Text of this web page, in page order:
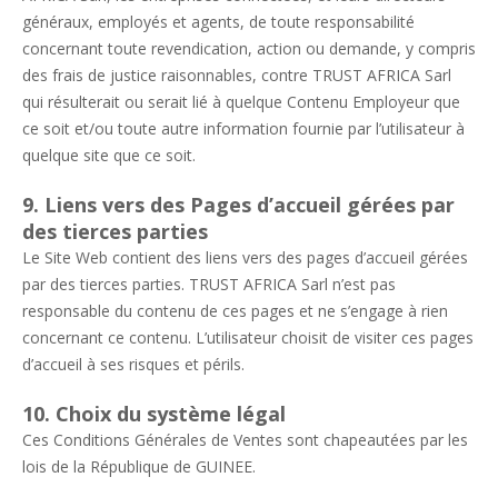
généraux, employés et agents, de toute responsabilité
concernant toute revendication, action ou demande, y compris
des frais de justice raisonnables, contre TRUST AFRICA Sarl
qui résulterait ou serait lié à quelque Contenu Employeur que
ce soit et/ou toute autre information fournie par l’utilisateur à
quelque site que ce soit.
9. Liens vers des Pages d’accueil gérées par
des tierces parties
Le Site Web contient des liens vers des pages d’accueil gérées
par des tierces parties. TRUST AFRICA Sarl n’est pas
responsable du contenu de ces pages et ne s’engage à rien
concernant ce contenu. L’utilisateur choisit de visiter ces pages
d’accueil à ses risques et périls.
10. Choix du système légal
Ces Conditions Générales de Ventes sont chapeautées par les
lois de la République de GUINEE.